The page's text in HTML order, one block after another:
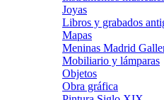
Joyas
Libros y grabados
Mapas
Meninas Madrid
Mobiliario y lámparas
Objetos
Obra gráfica